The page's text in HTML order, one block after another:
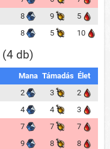
8 9
5
8 5 10
(4 db)
Mana Támadás Élet
2 3
2
4 4
3
7 7
7
9 8 8